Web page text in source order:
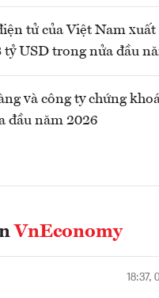
tử của Việt Nam xuất
tỷ USD trong nửa đầu
và công ty chứng
đầu năm 2026
VnEconomy
18:37,